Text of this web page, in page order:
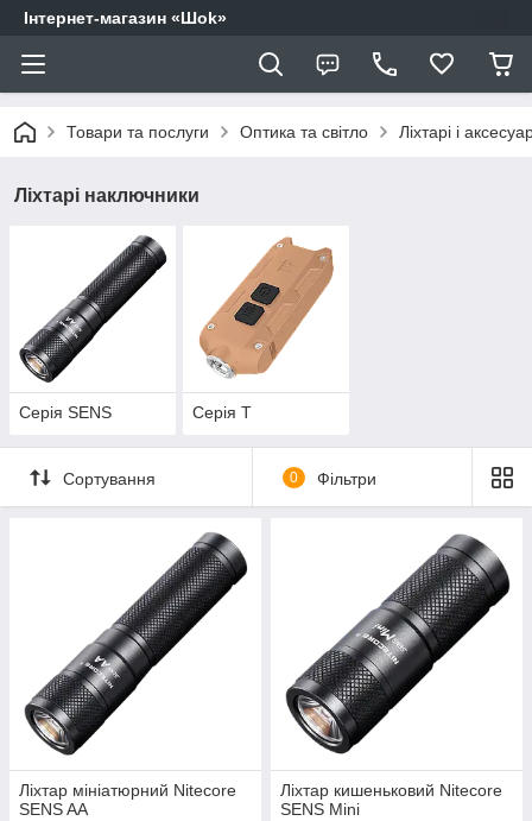
Інтернет-магазин «Шоk»
Товари та послуги Оптика та світло Ліхтарі і
Ліхтарі наключники
Серія SENS Серія T
Сортування 0 Фільтри
Ліхтар мініатюрний Nitecore
SENS AA
Ліхтар кишеньковий Nitecore
SENS Mini